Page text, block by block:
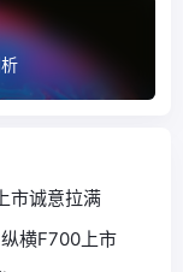
市诚意拉满
横F700上市